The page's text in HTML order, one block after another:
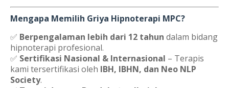
Mengapa Memilih Griya Hipnoterapi MPC?
✅ Berpengalaman lebih dari 12 tahun dalam bidang
hipnoterapi profesional.
✅ Sertifikasi Nasional & Internasional – Terapis
kami tersertifikasi oleh IBH, IBHN, dan Neo NLP
Society.